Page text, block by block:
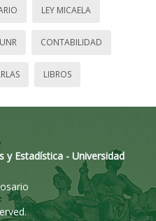
LEY MICAELA
UNR CONTABILIDAD
LIBROS
y Estadística - Universidad